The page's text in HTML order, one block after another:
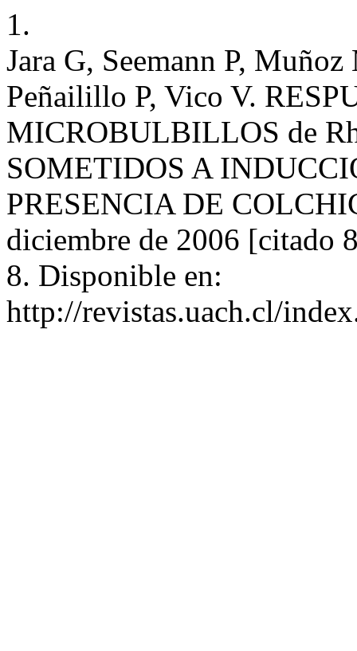
1.
Jara G, Seemann P,
Peñailillo P, Vico V.
MICROBULBILLOS de
SOMETIDOS A
PRESENCIA DE
diciembre de 2006 [citado
8. Disponible en:
http://revistas.uach.cl/